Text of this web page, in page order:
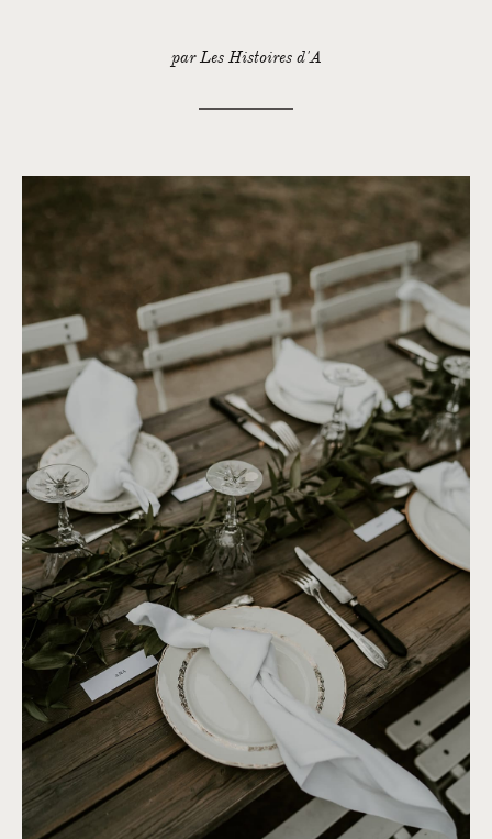
par Les Histoires d'A